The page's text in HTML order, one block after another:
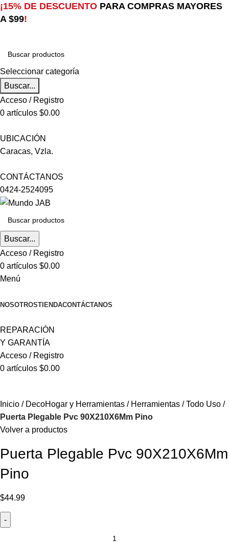
¡15% DE DESCUENTO PARA COMPRAS MAYORES
A $99!
Seleccionar categoría
Buscar...
Acceso / Registro
0 artículos $0.00
UBICACIÓN
Caracas, Vzla.
CONTÁCTANOS
0424-2524095
Buscar...
Acceso / Registro
0 artículos $0.00
Menú
NOSOTROSTIENDACONTÁCTANOS
REPARACIÓN
Y GARANTÍA
Acceso / Registro
0 artículos $0.00
Inicio DecoHogar y Herramientas Herramientas
Todo Uso
Puerta Plegable Pvc 90X210X6Mm Pino
Volver a productos
Puerta Plegable Pvc 90X210X6Mm
Pino
$44.99